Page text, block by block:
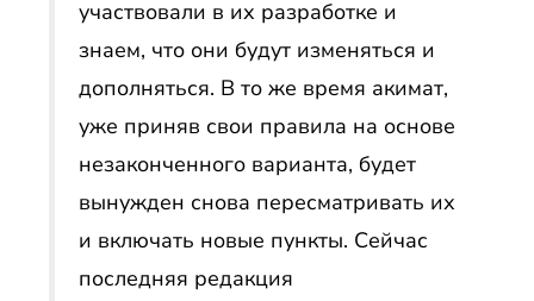
участвовали в их разработке и
знаем, что они будут изменяться и
дополняться. В то же время акимат,
уже приняв свои правила на основе
незаконченного варианта, будет
вынужден снова пересматривать их
и включать новые пункты. Сейчас
последняя редакция